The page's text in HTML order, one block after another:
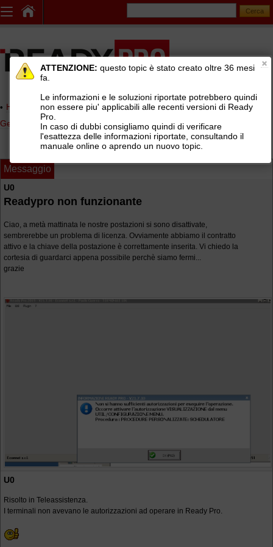
Home page> AREE DI SUPPORTO TECNICO GRATUITO>
Gestionale Ready Pro>Installazione e configurazione Ready Pro
Messaggio
U0
Readypro non funzionante
Ciao, a metà mattinata le nostre postazioni si sono disattivate,
sembrerebbe un problema di licenza. Ovviamente abbiamo il contratto
attivo e la chiave della postazione è correttamente inserita. Vi chiedo la
cortesia di guardarci appena possibile perchè siamo fermi...
grazie
U0
Risolto in Teleassistenza.
I terminali non avevano le autorizzazioni ad operare in Ready Pro.
ATTENZIONE: questo topic è stato creato oltre 36 mesi
fa.
Le informazioni e le soluzioni riportate potrebbero quindi
non essere piu' applicabili alle recenti versioni di Ready
Pro.
In caso di dubbi consigliamo quindi di verificare
l'esattezza delle informazioni riportate, consultando il
manuale online o aprendo un nuovo topic.